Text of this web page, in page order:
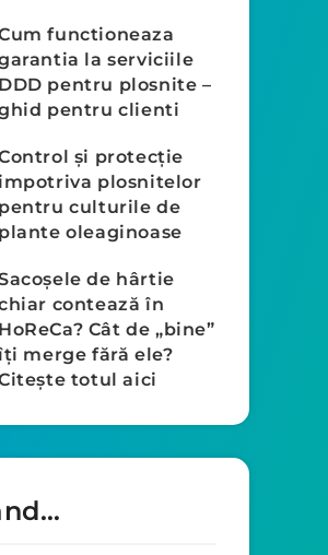
functioneaza
la serviciile
DDD pentru plosnite –
pentru clienti
și protecție
impotriva plosnitelor
pentru culturile de
plante oleaginoase
de hârtie
contează în
HoReCa? Cât de „bine”
merge fără ele?
totul aici